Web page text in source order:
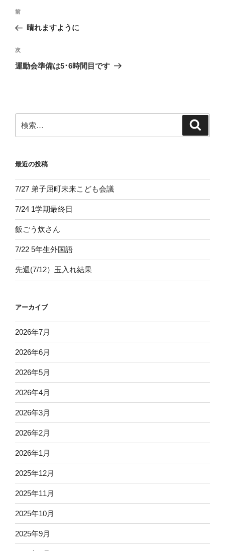
投
ナ
ビ
ゲ
ン
前
の
稿
前
晴れますように
次
の
次
運動会準備は5･6時間目です
索:
最近の投稿
7/27 弟子屈町未来こども会議
7/24 1学期最終日
飯ごう炊さん
7/22 5年生外国語
先週(7/12）玉入れ結果
アーカイブ
2026年7月
2026年6月
2026年5月
2026年4月
2026年3月
2026年2月
2026年1月
2025年12月
2025年11月
2025年10月
2025年9月